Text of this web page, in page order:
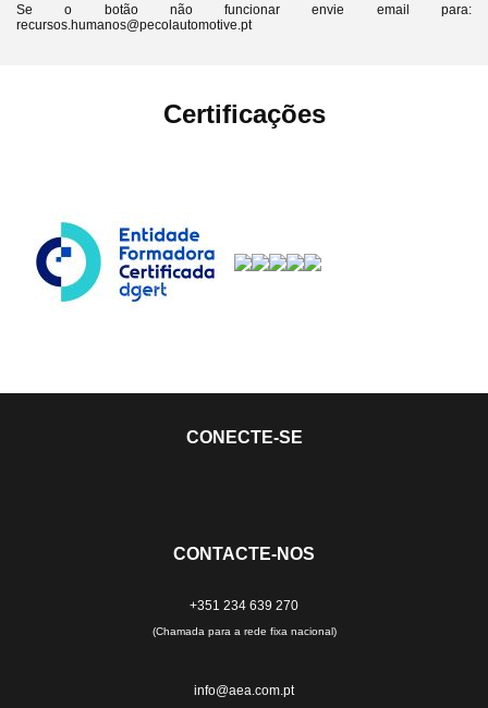
Se o botão não funcionar envie email para:
recursos.humanos@pecolautomotive.pt
Certificações
CONECTE-SE
CONTACTE-NOS
+351 234 639 270
(Chamada para a rede fixa nacional)
info@aea.com.pt